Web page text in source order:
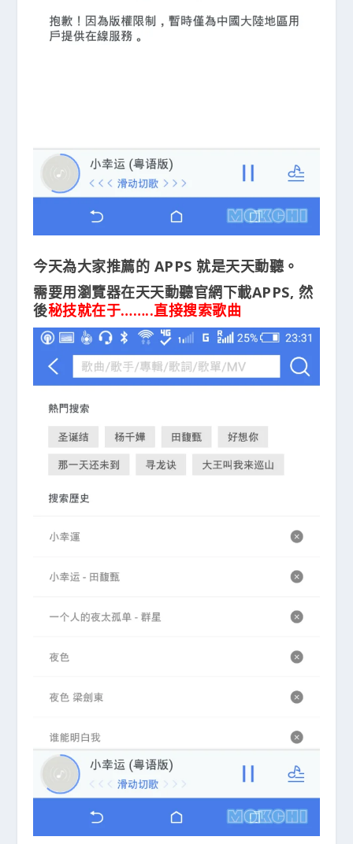
今天為大家推薦的 APPS 就是天天動聽。
需要用瀏覽器在天天動聽官網下載APPS, 然
後秘技就在于……..直接搜索歌曲